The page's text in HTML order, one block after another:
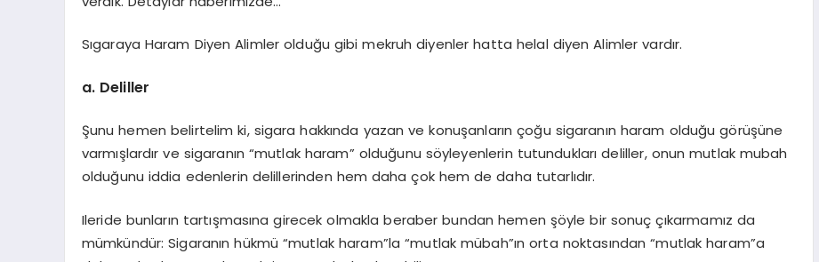
Sıgaraya Haram Diyen Alimler olduğu gibi mekruh diyenler hatta helal diyen Alimler vardır.
a. Deliller
Şunu hemen belirtelim ki, sigara hakkında yazan ve konuşanların çoğu sigaranın haram olduğu görüşüne
varmışlardır ve sigaranın “mutlak haram” olduğunu söyleyenlerin tutundukları deliller, onun mutlak mubah
olduğunu iddia edenlerin delillerinden hem daha çok hem de daha tutarlıdır.
Ileride bunların tartışmasına girecek olmakla beraber bundan hemen şöyle bir sonuç çıkarmamız da
mümkündür: Sigaranın hükmü “mutlak haram”la “mutlak mübah”ın orta noktasından “mutlak haram”a